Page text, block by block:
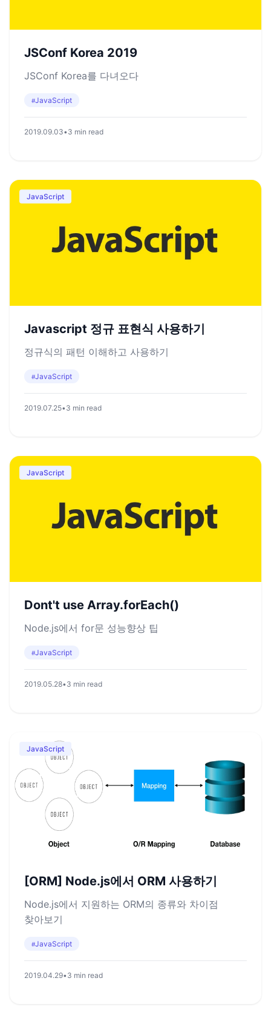
JSConf Korea 2019
JSConf Korea를 다녀오다
#JavaScript
2019.09.03•3 min read
JavaScript
Javascript 정규 표현식 사용하기
정규식의 패턴 이해하고 사용하기
#JavaScript
2019.07.25•3 min read
JavaScript
Dont't use Array.forEach()
Node.js에서 for문 성능향상 팁
#JavaScript
2019.05.28•3 min read
JavaScript
[ORM] Node.js에서 ORM 사용하기
Node.js에서 지원하는 ORM의 종류와 차이점
찾아보기
#JavaScript
2019.04.29•3 min read